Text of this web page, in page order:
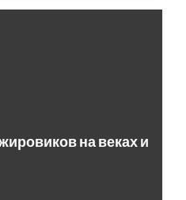
на веках и